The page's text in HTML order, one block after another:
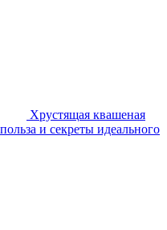
Хрустящая квашеная
и секреты идеального